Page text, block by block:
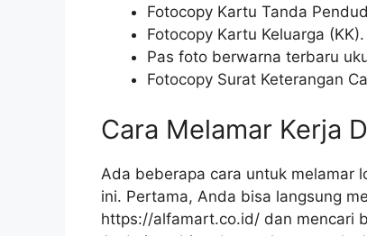
Fotocopy Kartu Tanda
Fotocopy Kartu Keluarga (KK).
Pas foto berwarna terbaru
Fotocopy Surat Keterangan
Cara Melamar Kerja
Ada beberapa cara untuk melamar
ini. Pertama, Anda bisa langsung
https://alfamart.co.id/ dan mencari